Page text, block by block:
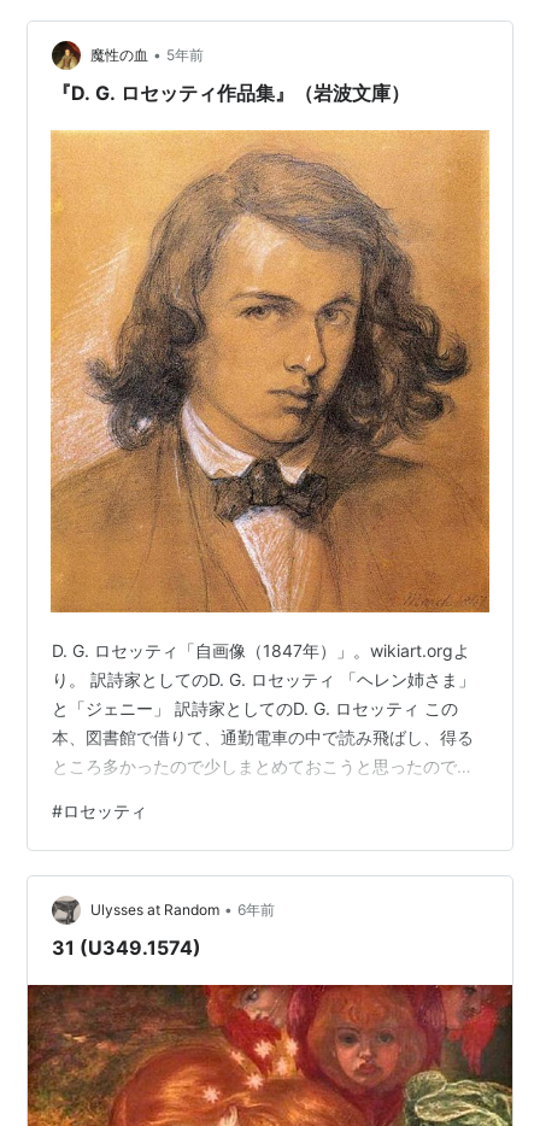
柳田が心の中に隠し持たれたヨーロッパ体験の準拠枠で
ある。p8(柳田民俗学は一国民俗学といわれているが、ヨ
ーロッパ体験はそ…
魔性の血 • 5年前
『D. G. ロセッティ作品集』（岩波文庫）
D. G. ロセッティ「自画像（1847年）」。wikiart.orgよ
り。 訳詩家としてのD. G. ロセッティ 「ヘレン姉さま」
と「ジェニー」 訳詩家としてのD. G. ロセッティ この
本、図書館で借りて、通勤電車の中で読み飛ばし、得る
ところ多かったので少しまとめておこうと思ったのです
せになっているため、まとめるのが大変ですね。とにか
くユニークな本です。編集方針がユニークです。詩と散
文と絵画作品を含み、詩は短詩と長詩、散文はフィクシ
ョンとエッセイといった具合に選択がヴァラエティに富
んでいます。きっとD. G. を知っている人にも知らない人
#ロセッティ
Ulysses at Random • 6年前
31 (U349.1574)